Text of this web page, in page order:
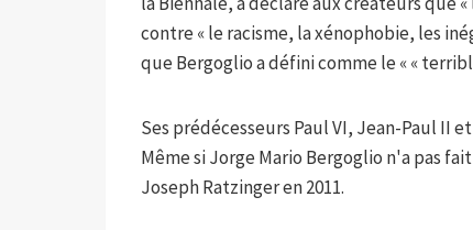
contre « le racisme, la xénophobie, les
que Bergoglio a défini comme le « «
Ses prédécesseurs Paul VI, Jean-Paul II
Même si Jorge Mario Bergoglio n'a pas
Joseph Ratzinger en 2011.